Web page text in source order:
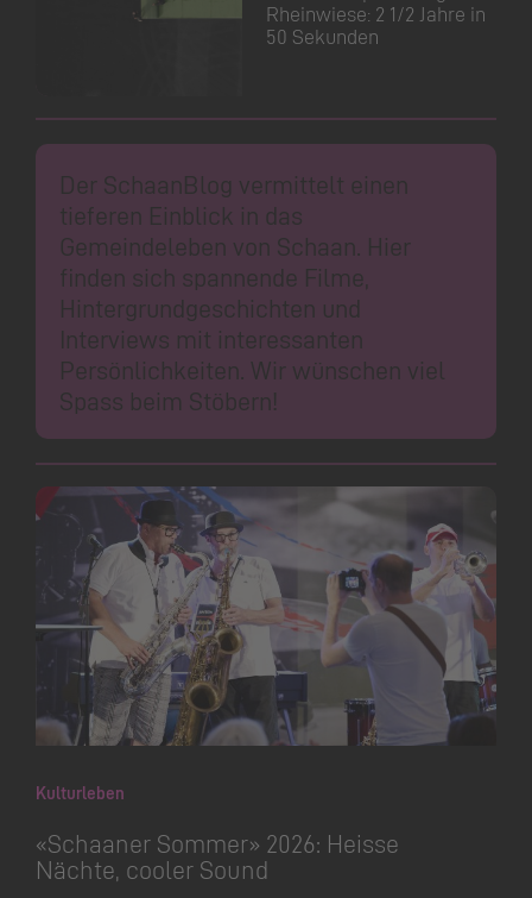
Rheinwiese: 2 1/2 Jahre in
50 Sekunden
Der SchaanBlog vermittelt einen
tieferen Einblick in das
Gemeindeleben von Schaan. Hier
finden sich spannende Filme,
Hintergrundgeschichten und
Interviews mit interessanten
Persönlichkeiten. Wir wünschen viel
Spass beim Stöbern!
Kulturleben
«Schaaner Sommer» 2026: Heisse
Nächte, cooler Sound